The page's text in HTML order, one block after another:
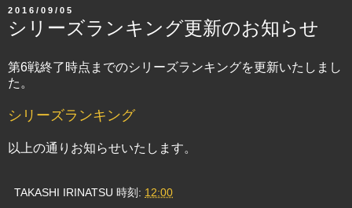
2016/09/05
シリーズランキング更新のお知らせ
第6戦終了時点までのシリーズランキングを更新いたしまし
た。
シリーズランキング
以上の通りお知らせいたします。
TAKASHI IRINATSU 時刻: 12:00